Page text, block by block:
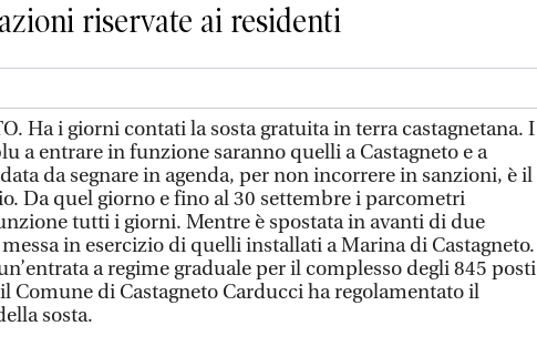
riservate ai residenti
Ha i giorni contati la sosta gratuita in terra castagnetana. I
a entrare in funzione saranno quelli a Castagneto e a
da segnare in agenda, per non incorrere in sanzioni, è il
Da quel giorno e fino al 30 settembre i parcometri
tutti i giorni. Mentre è spostata in avanti di due
in esercizio di quelli installati a Marina di Castagneto.
a regime graduale per il complesso degli 845 posti
Comune di Castagneto Carducci ha regolamentato il
sosta.